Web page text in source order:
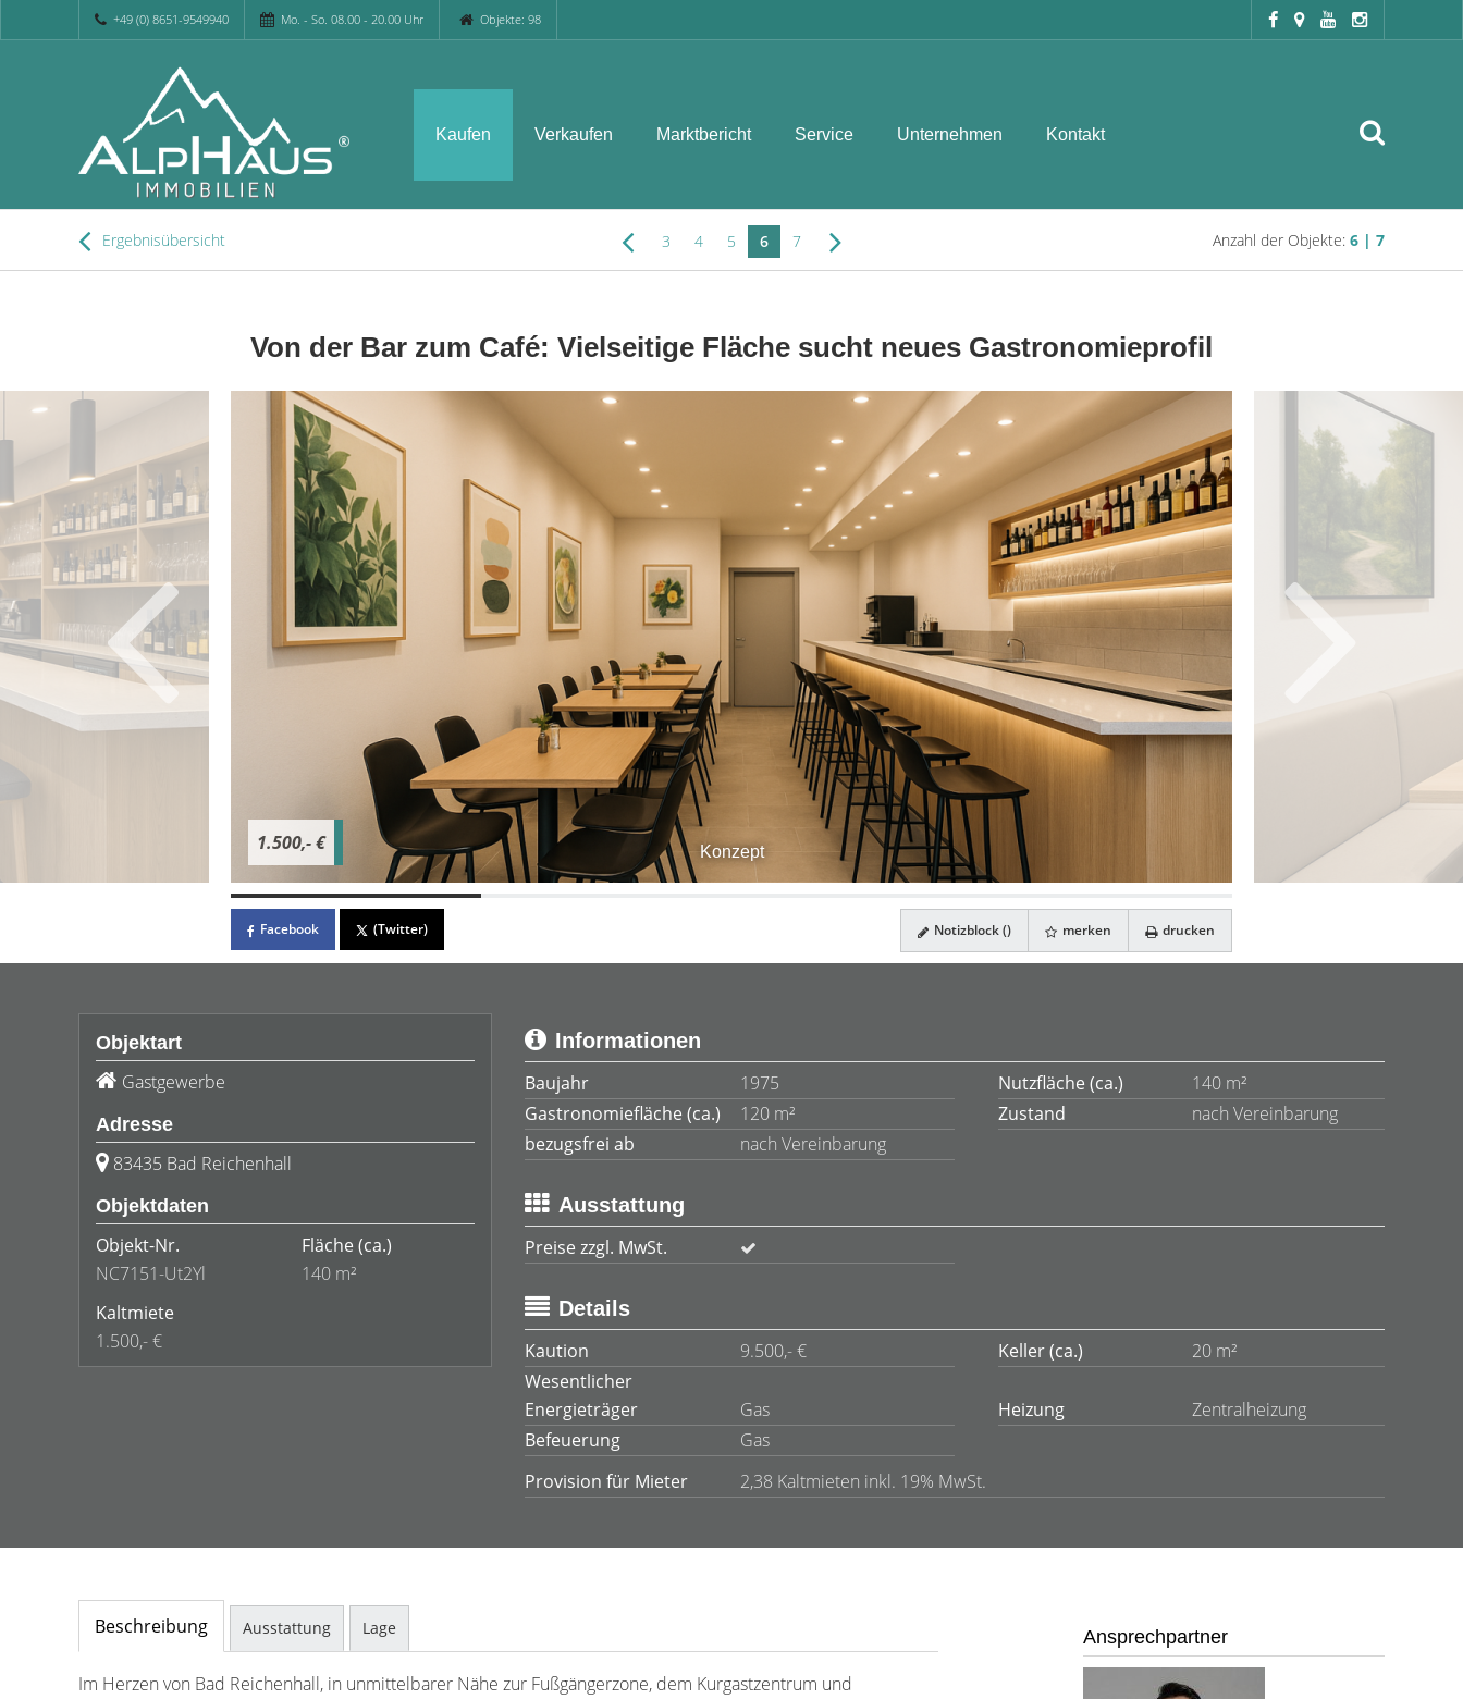
+49 (0) 8651-9549940 Mo. - So. 08.00 - 20.00 Uhr Objekte: 98
Kaufen Verkaufen Marktbericht Service Unternehmen Kontakt
Ergebnisübersicht 3 4 5 6 7 Anzahl der Objekte: 6 | 7
Von der Bar zum Café: Vielseitige Fläche sucht neues Gastronomieprofil
Konzept
1.500,- €
Facebook (Twitter) Notizblock () merken drucken
Objektart
Gastgewerbe
Adresse
83435 Bad Reichenhall
Objektdaten
Objekt-Nr.
NC7151-Ut2Yl
Fläche (ca.)
140 m²
Kaltmiete
1.500,- €
Informationen
Baujahr
1975 Nutzfläche (ca.)
140 m²
Gastronomiefläche (ca.)
120 m² Zustand
nach Vereinbarung
bezugsfrei ab
nach Vereinbarung
Ausstattung
Preise zzgl. MwSt.
Details
Kaution
9.500,- € Keller (ca.)
20 m²
Wesentlicher
Energieträger
Gas Heizung
Zentralheizung
Befeuerung
Gas
Provision für Mieter
2,38 Kaltmieten inkl. 19% MwSt.
Beschreibung Ausstattung Lage
Im Herzen von Bad Reichenhall, in unmittelbarer Nähe zur Fußgängerzone, dem Kurgastzentrum und
Ansprechpartner